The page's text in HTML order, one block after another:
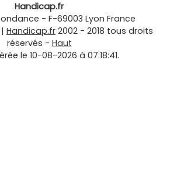
Handicap.fr
- F-69003 Lyon France
| Handicap.fr 2002 - 2018 tous droits
réservés - Haut
le 10-08-2026 à 07:18:41.